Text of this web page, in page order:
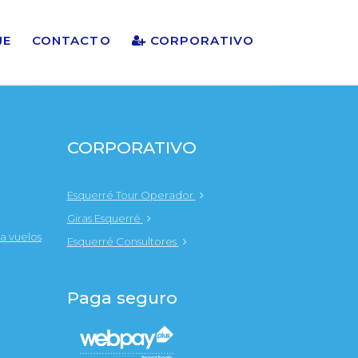
CONTACTO CORPORATIVO
vuelos
CORPORATIVO
Esquerré Tour Operador
Giras Esquerré
Esquerré Consultores
Paga seguro